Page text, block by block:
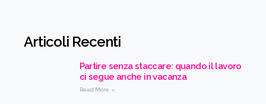
Articoli Recenti
Partire senza staccare: quando il lavoro
ci segue anche in vacanza
Read More »